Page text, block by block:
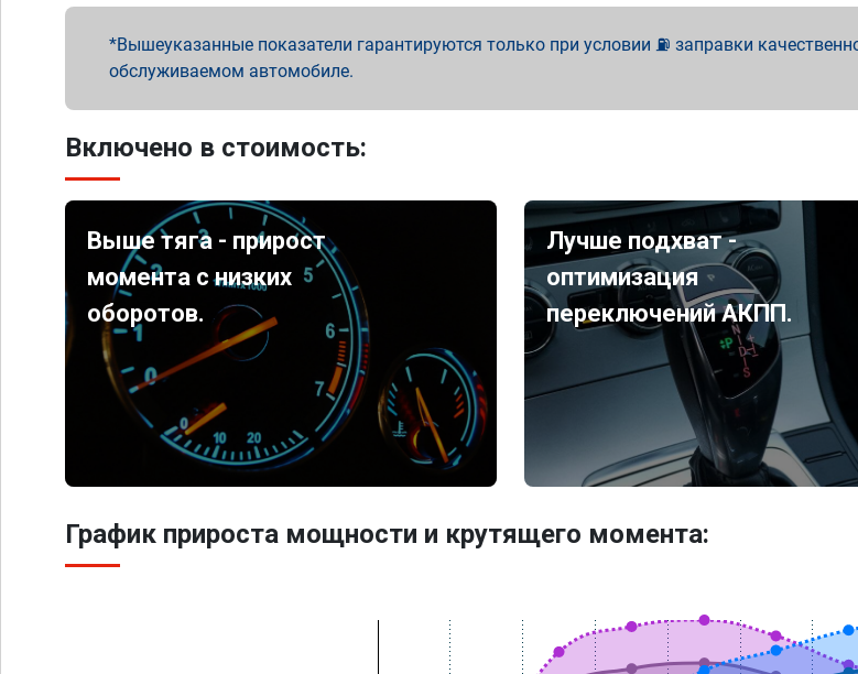
Вышеуказанные показатели гарантируются только при условии ⛽ заправки
обслуживаемом автомобиле.
Включено в стоимость:
Выше тяга - прирост
момента с низких
оборотов.
Лучше подхват -
оптимизация
переключений АКПП.
График прироста мощности и крутящего момента: